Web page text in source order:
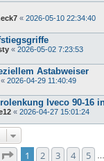
« 2026-05-10 22:34:40
« 2026-05-02 7:23:53
Astabweiser
« 2026-04-29 11:40:49
Iveco 90-16
« 2026-04-27 15:01:24
Seite von 124
1 2 3 4 5